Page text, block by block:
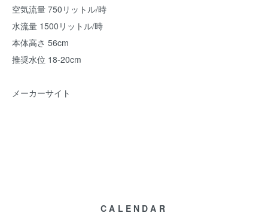
空気流量 750リットル/時
水流量 1500リットル/時
本体高さ 56cm
推奨水位 18-20cm
メーカーサイト
CALENDAR